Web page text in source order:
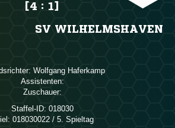
[4 : 1]
SV WILHELMSHAVEN
 
Assistenten:
Zuschauer:
Staffel-ID: 018030
018030022 / 5. Spieltag